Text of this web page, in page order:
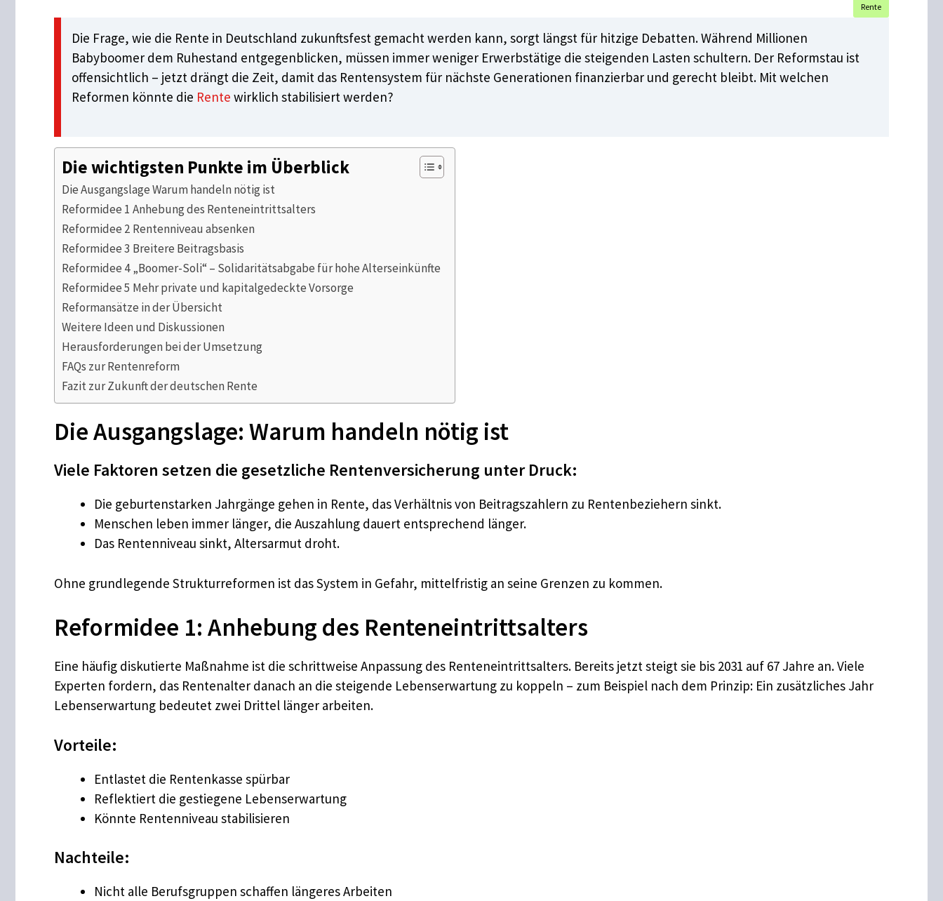
Rente
Die Frage, wie die Rente in Deutschland zukunftsfest gemacht werden kann, sorgt längst für hitzige Debatten. Während Millionen
Babyboomer dem Ruhestand entgegenblicken, müssen immer weniger Erwerbstätige die steigenden Lasten schultern. Der Reformstau ist
offensichtlich – jetzt drängt die Zeit, damit das Rentensystem für nächste Generationen finanzierbar und gerecht bleibt. Mit welchen
Reformen könnte die Rente wirklich stabilisiert werden?
Die wichtigsten Punkte im Überblick
Die Ausgangslage Warum handeln nötig ist
Reformidee 1 Anhebung des Renteneintrittsalters
Reformidee 2 Rentenniveau absenken
Reformidee 3 Breitere Beitragsbasis
Reformidee 4 „Boomer-Soli“ – Solidaritätsabgabe für hohe Alterseinkünfte
Reformidee 5 Mehr private und kapitalgedeckte Vorsorge
Reformansätze in der Übersicht
Weitere Ideen und Diskussionen
Herausforderungen bei der Umsetzung
FAQs zur Rentenreform
Fazit zur Zukunft der deutschen Rente
Die Ausgangslage: Warum handeln nötig ist
Viele Faktoren setzen die gesetzliche Rentenversicherung unter Druck:
Die geburtenstarken Jahrgänge gehen in Rente, das Verhältnis von Beitragszahlern zu Rentenbeziehern sinkt.
Menschen leben immer länger, die Auszahlung dauert entsprechend länger.
Das Rentenniveau sinkt, Altersarmut droht.
Ohne grundlegende Strukturreformen ist das System in Gefahr, mittelfristig an seine Grenzen zu kommen.
Reformidee 1: Anhebung des Renteneintrittsalters
Eine häufig diskutierte Maßnahme ist die schrittweise Anpassung des Renteneintrittsalters. Bereits jetzt steigt sie bis 2031 auf 67 Jahre an. Viele
Experten fordern, das Rentenalter danach an die steigende Lebenserwartung zu koppeln – zum Beispiel nach dem Prinzip: Ein zusätzliches Jahr
Lebenserwartung bedeutet zwei Drittel länger arbeiten.
Vorteile:
Entlastet die Rentenkasse spürbar
Reflektiert die gestiegene Lebenserwartung
Könnte Rentenniveau stabilisieren
Nachteile:
Nicht alle Berufsgruppen schaffen längeres Arbeiten